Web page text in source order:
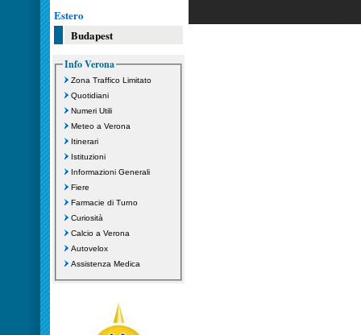
Estero
Budapest
Info Verona
Zona Traffico Limitato
Quotidiani
Numeri Utili
Meteo a Verona
Itinerari
Istituzioni
Informazioni Generali
Fiere
Farmacie di Turno
Curiosità
Calcio a Verona
Autovelox
Assistenza Medica